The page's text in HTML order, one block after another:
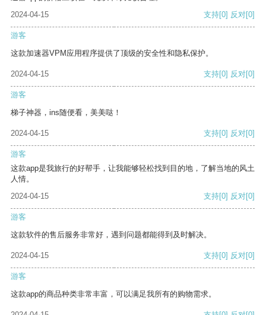
2024-04-15
支持[0] 反对[0]
游客
这款加速器VPM应用程序提供了顶级的安全性和隐私保护。
2024-04-15 支持[0] 反对[0]
游客
梯子神器，ins随便看，美美哒！
2024-04-15 支持[0] 反对[0]
游客
这款app是我旅行的好帮手，让我能够轻松找到目的地，了解当地的风土
人情。
2024-04-15
支持[0] 反对[0]
游客
这款软件的售后服务非常好，遇到问题都能得到及时解决。
2024-04-15 支持[0] 反对[0]
游客
这款app的商品种类非常丰富，可以满足我所有的购物需求。